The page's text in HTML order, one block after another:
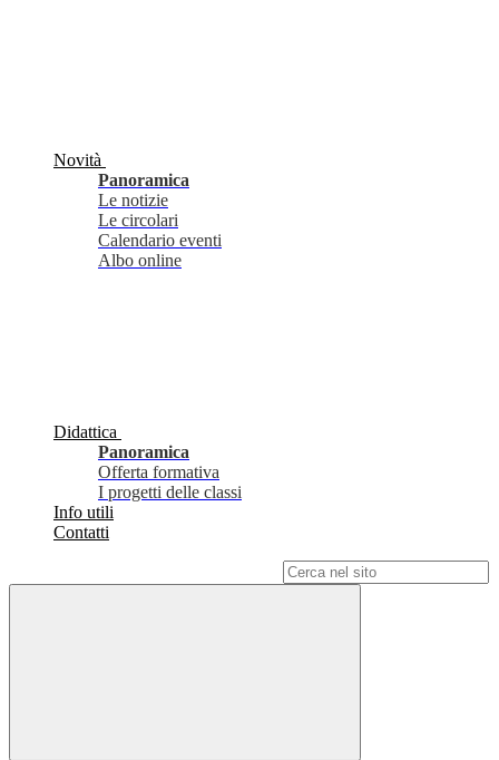
Novità
Panoramica
Le notizie
Le circolari
Calendario eventi
Albo online
Didattica
Panoramica
Offerta formativa
I progetti delle classi
Info utili
Contatti